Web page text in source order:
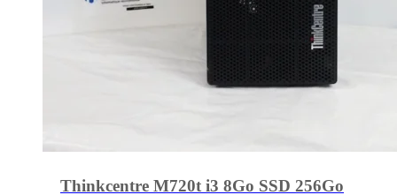
Thinkcentre M720t i3 8Go SSD 256Go